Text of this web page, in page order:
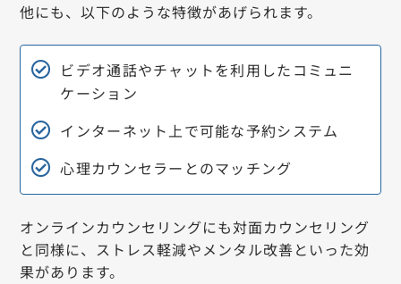
他にも、以下のような特徴があげられます。
ビデオ通話やチャットを利用したコミュニ
ケーション
インターネット上で可能な予約システム
心理カウンセラーとのマッチング
オンラインカウンセリングにも対面カウンセリング
と同様に、ストレス軽減やメンタル改善といった効
果があります。